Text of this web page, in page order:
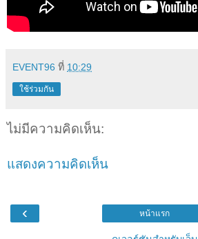
EVENT96 ที่ 10:29
ใช้ร่วมกัน
ไม่มีความคิดเห็น:
แสดงความคิดเห็น
‹ หน้าแรก